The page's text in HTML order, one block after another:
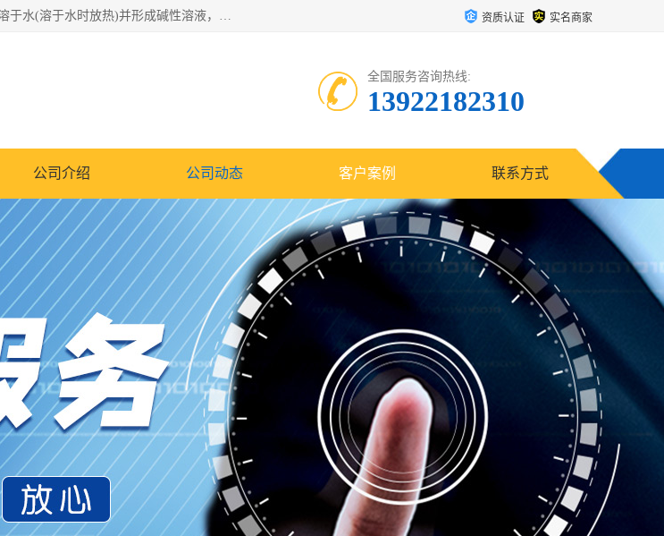
氢氧化钠化学式为NaOH，为一种具有很强腐蚀性的强碱，一般为片状或颗粒形态，易溶于水(溶于水时放热)并形成碱性溶液，另有潮解性，易吸取空气中的水蒸气(潮解)和(变质)。NaOH是化学实验室其中一种必备的化学品，亦为常见的化工品之一。纯品是无色透明的晶体。密度2.130g/cm3。熔点318.4℃。沸点1390℃。工业品含有少量的氯化和碳酸，是白色不透明的晶体。 资质认证 实名商家
全国服务咨询热线:
13922182310
公司介绍 公司动态 客户案例 联系方式